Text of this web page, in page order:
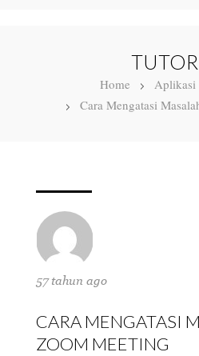
Home Aplikasi
Cara Mengatasi
57 tahun ago
CARA MENGATASI
ZOOM MEETING